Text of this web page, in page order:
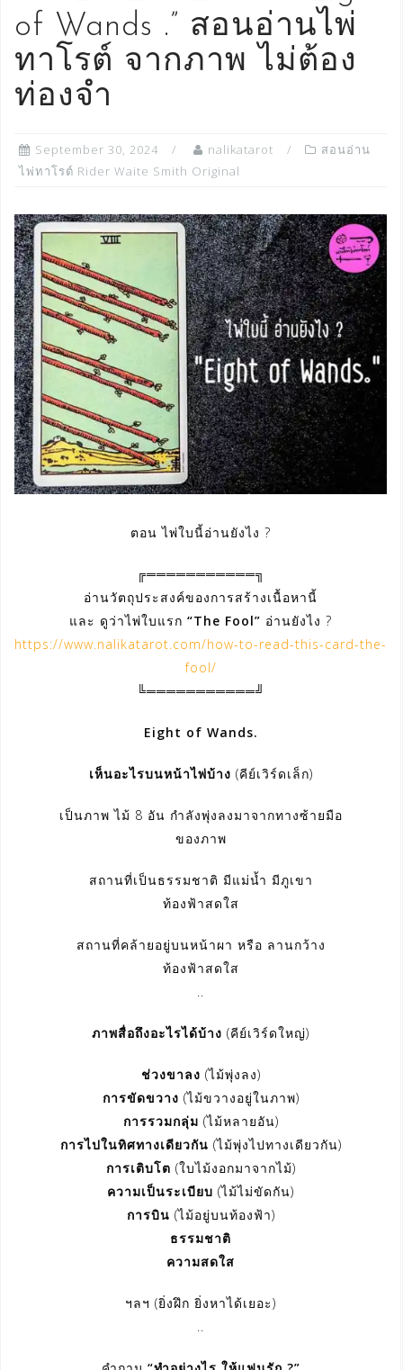
of Wands .” สอนอ่านไพ่
ทาโรต์ จากภาพ ไม่ต้อง
ท่องจำ
September 30, 2024 nalikatarot
สอนอ่าน
ไพ่ทาโรต์ Rider Waite Smith Original
ตอน ไพ่ใบนี้อ่านยังไง ?
╔═══════════╗
อ่านวัตถุประสงค์ของการสร้างเนื้อหานี้
และ ดูว่าไพ่ใบแรก “The Fool” อ่านยังไง ?
https://www.nalikatarot.com/how-to-read-this-card-the-
fool/
╚═══════════╝
Eight of Wands.
เห็นอะไรบนหน้าไพ่บ้าง (คีย์เวิร์ดเล็ก)
เป็นภาพ ไม้ 8 อัน กำลังพุ่งลงมาจากทางซ้ายมือ
ของภาพ
สถานที่เป็นธรรมชาติ มีแม่น้ำ มีภูเขา
ท้องฟ้าสดใส
สถานที่คล้ายอยู่บนหน้าผา หรือ ลานกว้าง
ท้องฟ้าสดใส
ภาพสื่อถึงอะไรได้บ้าง (คีย์เวิร์ดใหญ่)
ช่วงขาลง (ไม้พุ่งลง)
การขัดขวาง (ไม้ขวางอยู่ในภาพ)
การรวมกลุ่ม (ไม้หลายอัน)
การไปในทิศทางเดียวกัน (ไม้พุ่งไปทางเดียวกัน)
การเติบโต (ใบไม้งอกมาจากไม้)
ความเป็นระเบียบ (ไม้ไม่ขัดกัน)
การบิน (ไม้อยู่บนท้องฟ้า)
ธรรมชาติ
ความสดใส
ฯลฯ (ยิ่งฝึก ยิ่งหาได้เยอะ)